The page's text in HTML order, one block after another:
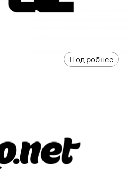
Подробнее